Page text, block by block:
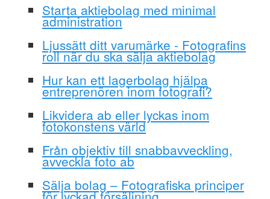
Starta aktiebolag med minimal
administration
Ljussätt ditt varumärke - Fotografins
roll när du ska sälja aktiebolag
Hur kan ett lagerbolag hjälpa
entreprenören inom fotografi?
Likvidera ab eller lyckas inom
fotokonstens värld
Från objektiv till snabbavveckling,
avveckla foto ab
Sälja bolag – Fotografiska principer